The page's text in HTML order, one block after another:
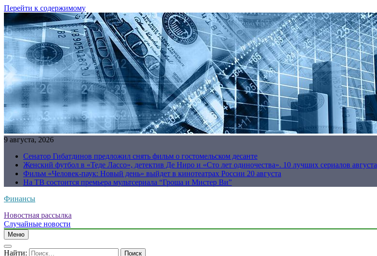
Перейти к содержимому
9 августа, 2026
Сенатор Гибатдинов предложил снять фильм о гостомельском десанте
Женский футбол в «Теде Лассо», детектив Де Ниро и «Сто лет одиночества». 10 лучших сериалов августа
Фильм «Человек-паук: Новый день» выйдет в кинотеатрах России 20 августа
На ТВ состоится премьера мультсериала “Гроша и Мистер Ви”
Финансы
Новостная рассылка
Случайные новости
Меню
Найти: